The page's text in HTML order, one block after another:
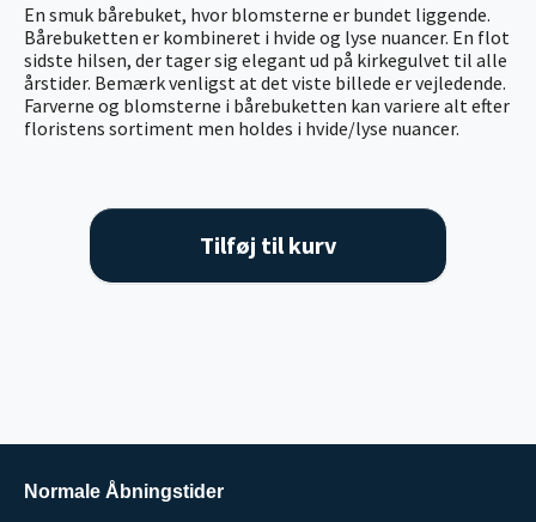
En smuk bårebuket, hvor blomsterne er bundet liggende.
Bårebuketten er kombineret i hvide og lyse nuancer. En flot
sidste hilsen, der tager sig elegant ud på kirkegulvet til alle
årstider. Bemærk venligst at det viste billede er vejledende.
Farverne og blomsterne i bårebuketten kan variere alt efter
floristens sortiment men holdes i hvide/lyse nuancer.
Tilføj til kurv
Normale Åbningstider